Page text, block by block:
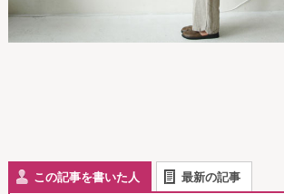
この記事を書いた人 最新の記事